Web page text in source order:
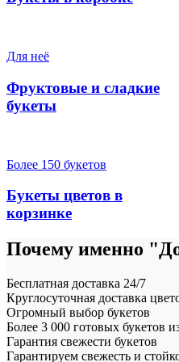
Для неё
Фруктовые и сладкие
букеты
Более 150 букетов
Букеты цветов в
корзинке
Почему именно
Бесплатная доставка 24/7
Круглосуточная доставка
Огромный выбор букетов
Более 3 000 готовых букетов
Гарантия свежести букетов
Гарантируем свежесть и